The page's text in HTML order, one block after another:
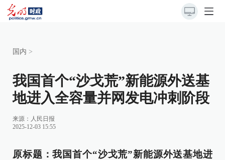
国内 >
我国首个“沙戈荒”新能源外送基
地进入全容量并网发电冲刺阶段
来源： 人民日报
2025-12-03 15:55
原标题：我国首个“沙戈荒”新能源外送基地进